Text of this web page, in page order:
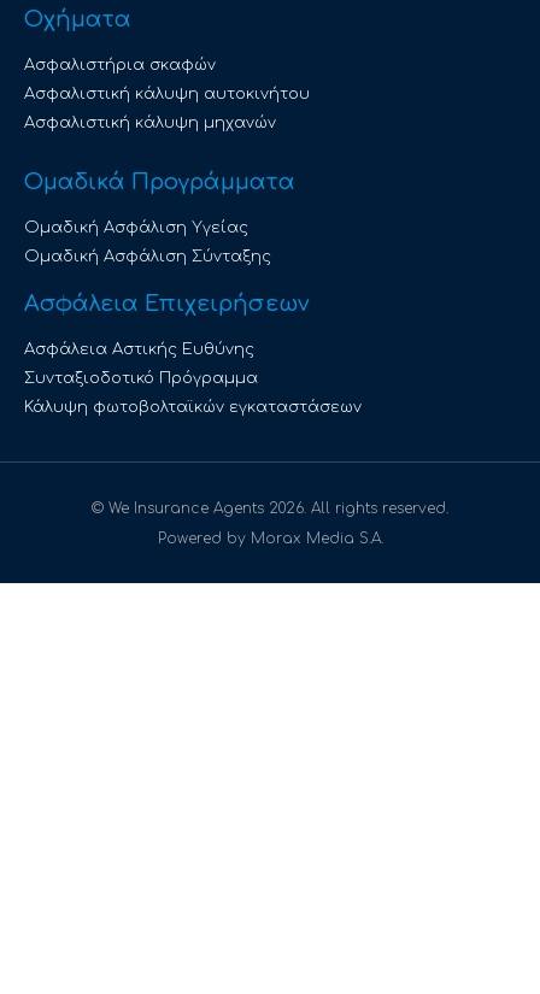
Οχήματα
Ασφαλιστήρια σκαφών
Ασφαλιστική κάλυψη αυτοκινήτου
Ασφαλιστική κάλυψη μηχανών
Ομαδικά Προγράμματα
Ομαδική Ασφάλιση Υγείας
Ομαδική Ασφάλιση Σύνταξης
Ασφάλεια Επιχειρήσεων
Ασφάλεια Αστικής Ευθύνης
Συνταξιοδοτικό Πρόγραμμα
Κάλυψη φωτοβολταϊκών εγκαταστάσεων
© We Insurance Agents 2026. All rights reserved.
Powered by Morax Media S.A.